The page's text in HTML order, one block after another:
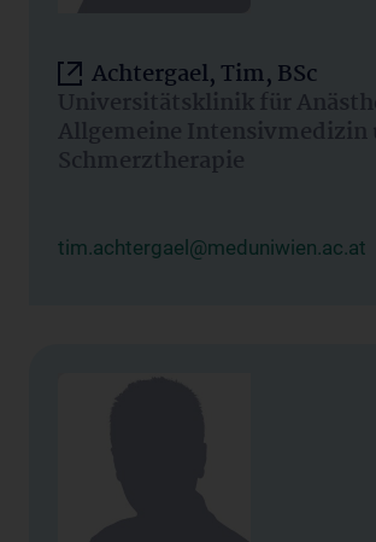
Achtergael, Tim, BSc
Universitätsklinik für
Allgemeine Intensivmedizin
Schmerztherapie
tim.achtergael@meduniwien.ac.at